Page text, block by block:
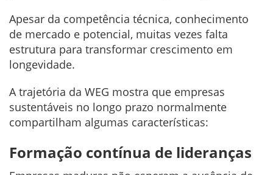
Apesar da competência técnica, conhecimento
de mercado e potencial, muitas vezes falta
estrutura para transformar crescimento em
longevidade.
A trajetória da WEG mostra que empresas
sustentáveis no longo prazo normalmente
compartilham algumas características:
Formação contínua de lideranças